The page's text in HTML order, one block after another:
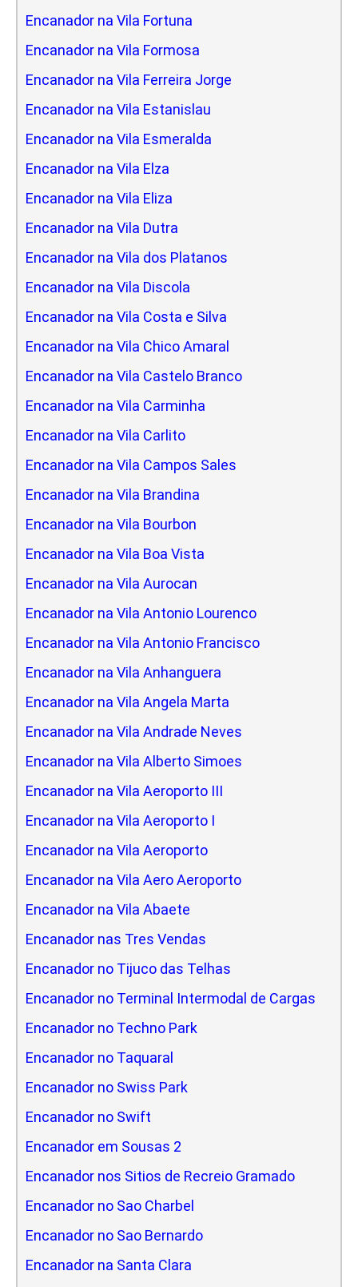
Encanador na Vila Fortuna
Encanador na Vila Formosa
Encanador na Vila Ferreira Jorge
Encanador na Vila Estanislau
Encanador na Vila Esmeralda
Encanador na Vila Elza
Encanador na Vila Eliza
Encanador na Vila Dutra
Encanador na Vila dos Platanos
Encanador na Vila Discola
Encanador na Vila Costa e Silva
Encanador na Vila Chico Amaral
Encanador na Vila Castelo Branco
Encanador na Vila Carminha
Encanador na Vila Carlito
Encanador na Vila Campos Sales
Encanador na Vila Brandina
Encanador na Vila Bourbon
Encanador na Vila Boa Vista
Encanador na Vila Aurocan
Encanador na Vila Antonio Lourenco
Encanador na Vila Antonio Francisco
Encanador na Vila Anhanguera
Encanador na Vila Angela Marta
Encanador na Vila Andrade Neves
Encanador na Vila Alberto Simoes
Encanador na Vila Aeroporto III
Encanador na Vila Aeroporto I
Encanador na Vila Aeroporto
Encanador na Vila Aero Aeroporto
Encanador na Vila Abaete
Encanador nas Tres Vendas
Encanador no Tijuco das Telhas
Encanador no Terminal Intermodal de Cargas
Encanador no Techno Park
Encanador no Taquaral
Encanador no Swiss Park
Encanador no Swift
Encanador em Sousas 2
Encanador nos Sitios de Recreio Gramado
Encanador no Sao Charbel
Encanador no Sao Bernardo
Encanador na Santa Clara